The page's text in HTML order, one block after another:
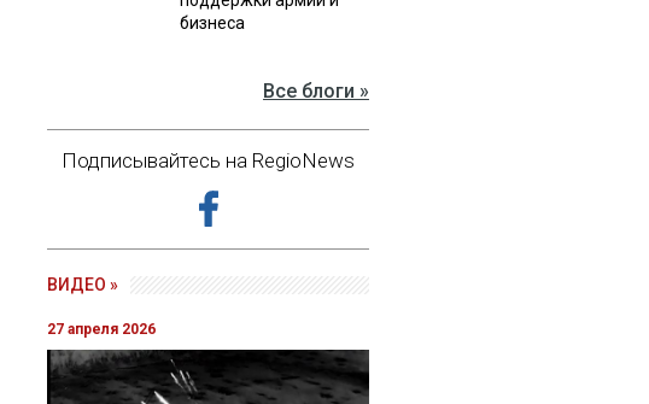
бизнеса
Все блоги »
Подписывайтесь на RegioNews
ВИДЕО »
27 апреля 2026